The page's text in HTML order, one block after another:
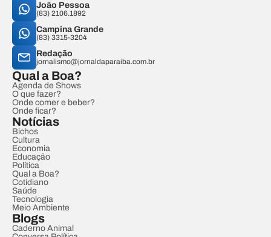
João Pessoa
(83) 2106.1892
Campina Grande
(83) 3315-3204
Redação
jornalismo@jornaldaparaiba.com.br
Qual a Boa?
Agenda de Shows
O que fazer?
Onde comer e beber?
Onde ficar?
Notícias
Bichos
Cultura
Economia
Educação
Política
Qual a Boa?
Cotidiano
Saúde
Tecnologia
Meio Ambiente
Blogs
Caderno Animal